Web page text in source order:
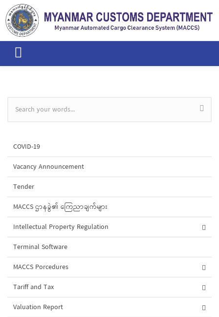
Skip to main content
Search form
COVID-19
Vacancy Announcement
Tender
MACCS ဌာနခွဲ၏ ကြေညာချက်များ
Intellectual Property Regulation
Terminal Software
MACCS Porcedures
Tariff and Tax
Valuation Report